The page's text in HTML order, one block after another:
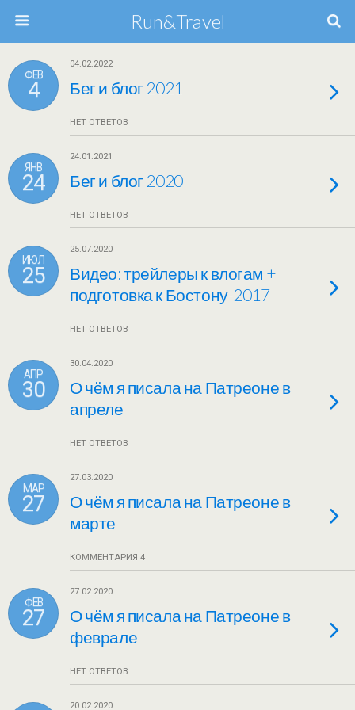
Run&Travel
ФЕВ
4
04.02.2022
Бег и блог 2021
НЕТ ОТВЕТОВ
ЯНВ
24
24.01.2021
Бег и блог 2020
НЕТ ОТВЕТОВ
ИЮЛ
25
25.07.2020
Видео: трейлеры к влогам +
подготовка к Бостону-2017
НЕТ ОТВЕТОВ
АПР
30
30.04.2020
О чём я писала на Патреоне в
апреле
НЕТ ОТВЕТОВ
МАР
27
27.03.2020
О чём я писала на Патреоне в
марте
КОММЕНТАРИЯ 4
ФЕВ
27
27.02.2020
О чём я писала на Патреоне в
феврале
НЕТ ОТВЕТОВ
20.02.2020